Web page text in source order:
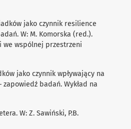
jako czynnik resilience
W: M. Komorska (red.).
we wspólnej przestrzeni
jako czynnik wpływający na
badań. Wykład na
W: Z. Sawiński, P.B.